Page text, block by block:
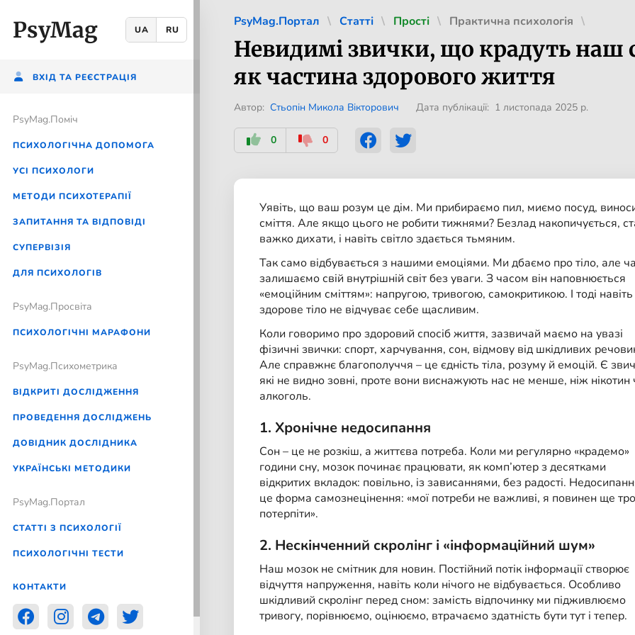
PsyMag UA RU
ВХІД ТА РЕЄСТРАЦІЯ
PsyMag.Помiч
ПСИХОЛОГІЧНА ДОПОМОГА
УСІ ПСИХОЛОГИ
МЕТОДИ ПСИХОТЕРАПІЇ
ЗАПИТАННЯ ТА ВІДПОВІДІ
CУПЕРВІЗІЯ
ДЛЯ ПСИХОЛОГІВ
PsyMag.Просвіта
ПСИХОЛОГІЧНІ МАРАФОНИ
PsyMag.Психометрика
ВІДКРИТІ ДОСЛІДЖЕННЯ
ПРОВЕДЕННЯ ДОСЛІДЖЕНЬ
ДОВІДНИК ДОСЛІДНИКА
УКРАЇНСЬКІ МЕТОДИКИ
PsyMag.Портал
СТАТТІ З ПСИХОЛОГІЇ
ПСИХОЛОГІЧНІ ТЕСТИ
КОНТАКТИ
PsyMag.Портал Статті Прості Практична психологія
Невидимі звички, що крадуть наш
як частина здорового життя
Автор: Стьопін Микола Вікторович Дата публікації: 1 листопада 2025 р.
0 0
Уявіть, що ваш розум це дім. Ми прибираємо пил, миємо посуд,
сміття. Але якщо цього не робити тижнями? Безлад накопичується,
важко дихати, і навіть світло здається тьмяним.
Так само відбувається з нашими емоціями. Ми дбаємо про тіло, але
залишаємо свій внутрішній світ без уваги. З часом він наповнюється
«емоційним сміттям»: напругою, тривогою, самокритикою. І тоді навіть
здорове тіло не відчуває себе щасливим.
Коли говоримо про здоровий спосіб життя, зазвичай маємо на увазі
фізичні звички: спорт, харчування, сон, відмову від шкідливих
Але справжнє благополуччя – це єдність тіла, розуму й емоцій. Є
які не видно зовні, проте вони виснажують нас не менше, ніж нікотин
алкоголь.
1. Хронічне недосипання
Сон – це не розкіш, а життєва потреба. Коли ми регулярно «крадемо»
години сну, мозок починає працювати, як комп’ютер з десятками
відкритих вкладок: повільно, із зависаннями, без радості.
це форма самознецінення: «мої потреби не важливі, я повинен ще
потерпіти».
2. Нескінченний скролінг і «інформаційний шум»
Наш мозок не смітник для новин. Постійний потік інформації створює
відчуття напруження, навіть коли нічого не відбувається. Особливо
шкідливий скролінг перед сном: замість відпочинку ми підживлюємо
тривогу, порівнюємо, оцінюємо, втрачаємо здатність бути тут і тепер.